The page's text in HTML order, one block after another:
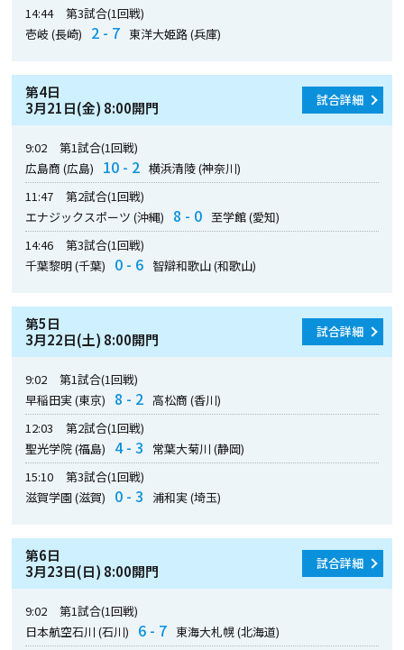
14:44
第3試合(1回戦)
壱岐 (長崎)
2 - 7 東洋大姫路 (兵庫)
第4日
3月21日(金) 8:00開門
試合詳細
9:02
第1試合(1回戦)
広島商 (広島)
10 - 2 横浜清陵 (神奈川)
11:47
第2試合(1回戦)
エナジックスポーツ (沖縄)
8 - 0 至学館 (愛知)
14:46
第3試合(1回戦)
千葉黎明 (千葉)
0 - 6 智辯和歌山 (和歌山)
第5日
3月22日(土) 8:00開門
試合詳細
9:02
第1試合(1回戦)
早稲田実 (東京)
8 - 2 高松商 (香川)
12:03
第2試合(1回戦)
聖光学院 (福島)
4 - 3
常葉大菊川 (静岡)
15:10
第3試合(1回戦)
滋賀学園 (滋賀)
0 - 3 浦和実 (埼玉)
第6日
3月23日(日) 8:00開門
試合詳細
9:02
第1試合(1回戦)
日本航空石川 (石川)
6 - 7 東海大札幌 (北海道)